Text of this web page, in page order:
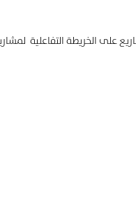
على الخريطة التفاعلية